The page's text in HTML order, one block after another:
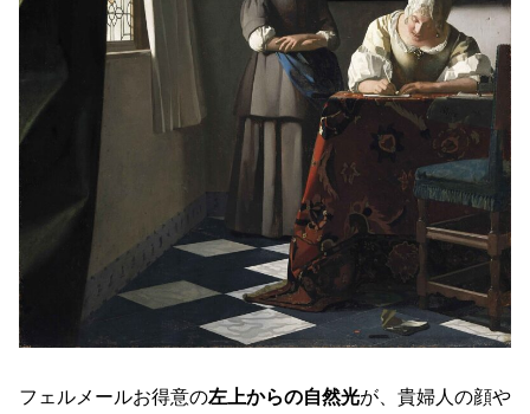
フェルメールお得意の左上からの自然光が、貴婦人の顔や